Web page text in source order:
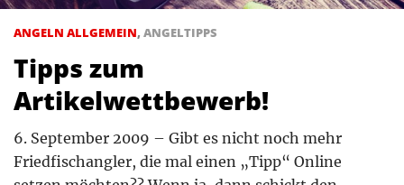
ANGELN ALLGEMEIN, ANGELTIPPS
Tipps zum
Artikelwettbewerb!
6. September 2009 – Gibt es nicht noch mehr
Friedfischangler, die mal einen „Tipp“ Online